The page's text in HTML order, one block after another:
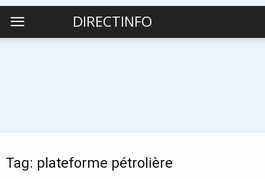
DIRECTINFO
Tag: plateforme pétrolière